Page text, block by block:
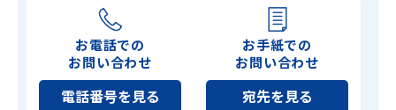
お電話での
お問い合わせ
電話番号を見る
お手紙での
お問い合わせ
宛先を見る